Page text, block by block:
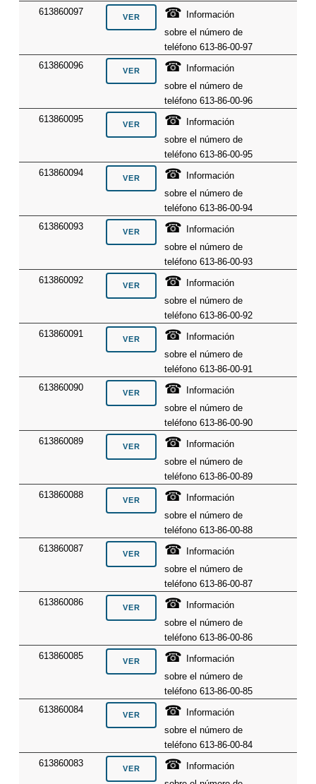
613860097
☎
Información
sobre el número de
teléfono 613-86-00-97
613860096
☎
Información
sobre el número de
teléfono 613-86-00-96
613860095
☎
Información
sobre el número de
teléfono 613-86-00-95
613860094
☎
Información
sobre el número de
teléfono 613-86-00-94
613860093
☎
Información
sobre el número de
teléfono 613-86-00-93
613860092
☎
Información
sobre el número de
teléfono 613-86-00-92
613860091
☎
Información
sobre el número de
teléfono 613-86-00-91
613860090
☎
Información
sobre el número de
teléfono 613-86-00-90
613860089
☎
Información
sobre el número de
teléfono 613-86-00-89
613860088
☎
Información
sobre el número de
teléfono 613-86-00-88
613860087
☎
Información
sobre el número de
teléfono 613-86-00-87
613860086
☎
Información
sobre el número de
teléfono 613-86-00-86
613860085
☎
Información
sobre el número de
teléfono 613-86-00-85
613860084
☎
Información
sobre el número de
teléfono 613-86-00-84
613860083
☎
Información